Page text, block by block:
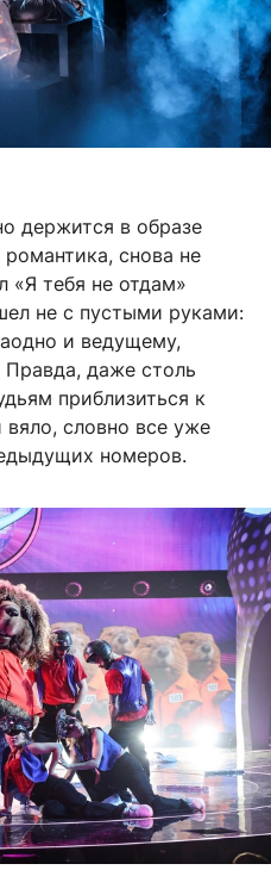
держится в образе
романтика, снова не
«Я тебя не отдам»
не с пустыми руками:
и ведущему,
даже столь
приблизиться к
вяло, словно все уже
номеров.